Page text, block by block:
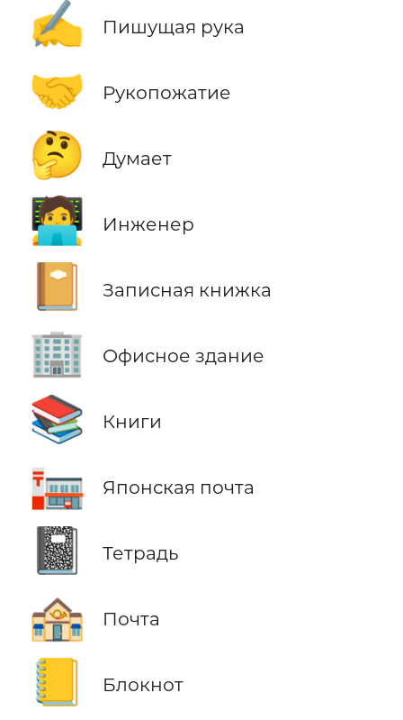
✍️ Пишущая рука
🤝 Рукопожатие
🤔 Думает
🧑‍💻 Инженер
📔 Записная книжка
🏢 Офисное здание
📚 Книги
🏣 Японская почта
📓 Тетрадь
🏤 Почта
📒 Блокнот